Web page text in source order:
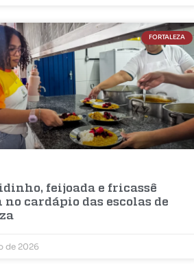
FORTALEZA
feijoada e fricassê
cardápio das escolas de
de 2026